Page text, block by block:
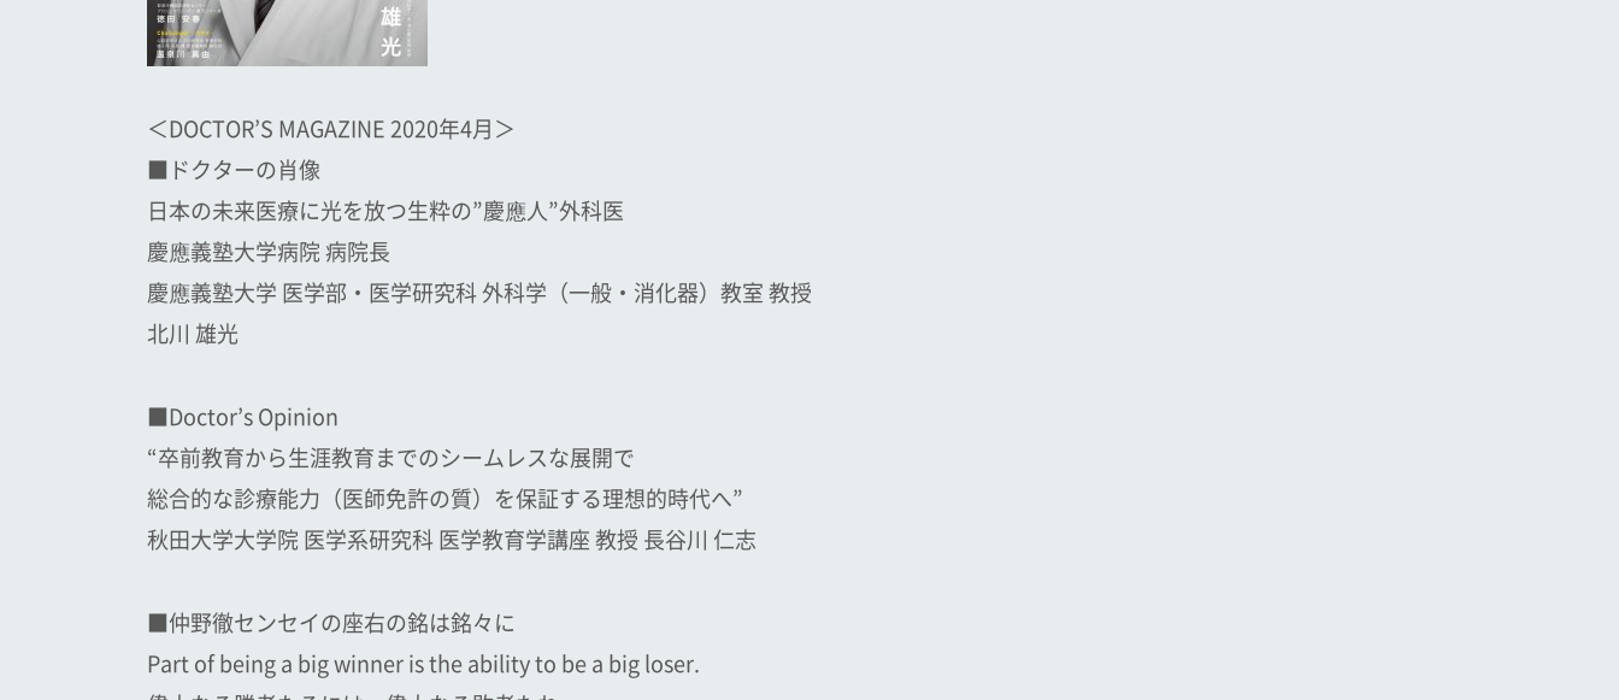
＜DOCTOR’S MAGAZINE 2020年4月＞
■ドクターの肖像
日本の未来医療に光を放つ生粋の”慶應人”外科医
慶應義塾大学病院 病院長
慶應義塾大学 医学部・医学研究科 外科学（一般・消化器）教室 教授
北川 雄光
■Doctor’s Opinion
“卒前教育から生涯教育までのシームレスな展開で
総合的な診療能力（医師免許の質）を保証する理想的時代へ”
秋田大学大学院 医学系研究科 医学教育学講座 教授 長谷川 仁志
■仲野徹センセイの座右の銘は銘々に
Part of being a big winner is the ability to be a big loser.